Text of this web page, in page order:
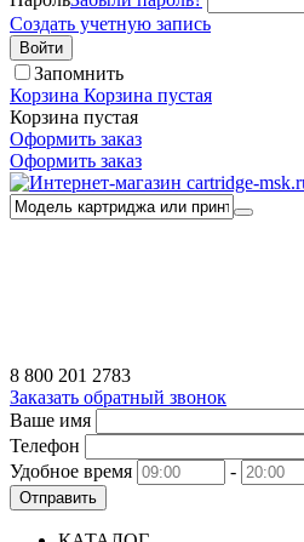
Создать учетную запись
Войти
Запомнить
Корзина Корзина пустая
Корзина пустая
Оформить заказ
Оформить заказ
8 800 201 2783
Заказать обратный звонок
Ваше имя
Телефон
Удобное время
-
Отправить